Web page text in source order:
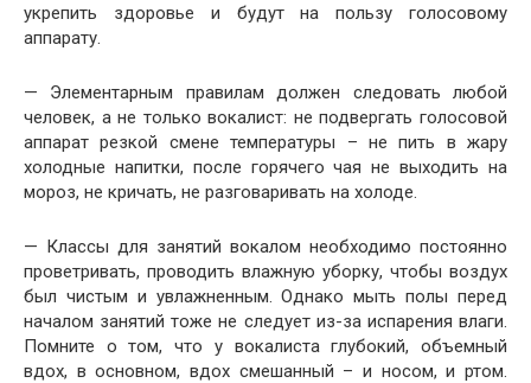
укрепить здоровье и будут на пользу голосовому
аппарату.
— Элементарным правилам должен следовать любой
человек, а не только вокалист: не подвергать голосовой
аппарат резкой смене температуры – не пить в жару
холодные напитки, после горячего чая не выходить на
мороз, не кричать, не разговаривать на холоде.
— Классы для занятий вокалом необходимо постоянно
проветривать, проводить влажную уборку, чтобы воздух
был чистым и увлажненным. Однако мыть полы перед
началом занятий тоже не следует из-за испарения влаги.
Помните о том, что у вокалиста глубокий, объемный
вдох, в основном, вдох смешанный – и носом, и ртом.